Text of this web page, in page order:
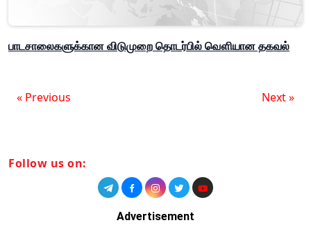
பாடசாலைகளுக்கான விடுமுறை தொடர்பில் வௌியான தகவல்
« Previous Next »
Follow us on:
Advertisement